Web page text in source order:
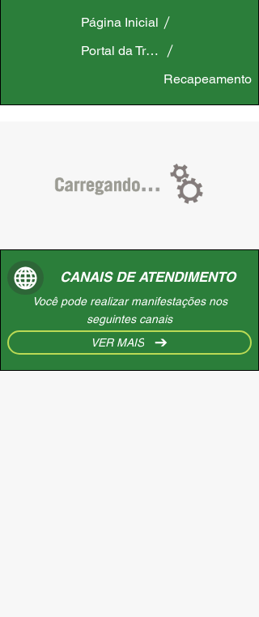
Página Inicial
Portal da Transparência
Recapeamento
CANAIS DE ATENDIMENTO
Você pode realizar manifestações nos
seguintes canais
VER MAIS